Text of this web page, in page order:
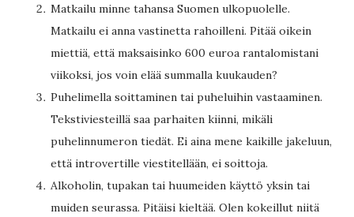
Matkailu minne tahansa Suomen ulkopuolelle.
Matkailu ei anna vastinetta rahoilleni. Pitää oikein
miettiä, että maksaisinko 600 euroa rantalomistani
viikoksi, jos voin elää summalla kuukauden?
Puhelimella soittaminen tai puheluihin vastaaminen.
Tekstiviesteillä saa parhaiten kiinni, mikäli
puhelinnumeron tiedät. Ei aina mene kaikille jakeluun,
että introvertille viestitellään, ei soittoja.
Alkoholin, tupakan tai huumeiden käyttö yksin tai
muiden seurassa. Pitäisi kieltää. Olen kokeillut niitä